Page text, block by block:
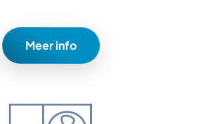
Meer info